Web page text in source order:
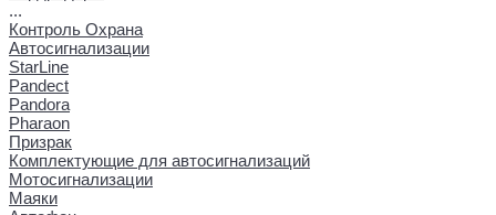
...
Контроль Охрана
Автосигнализации
StarLine
Pandect
Pandora
Pharaon
Призрак
Комплектующие для автосигнализаций
Мотосигнализации
Маяки